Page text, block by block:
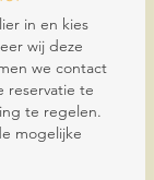
in en kies
wij deze
we contact
reservatie te
te regelen.
mogelijke